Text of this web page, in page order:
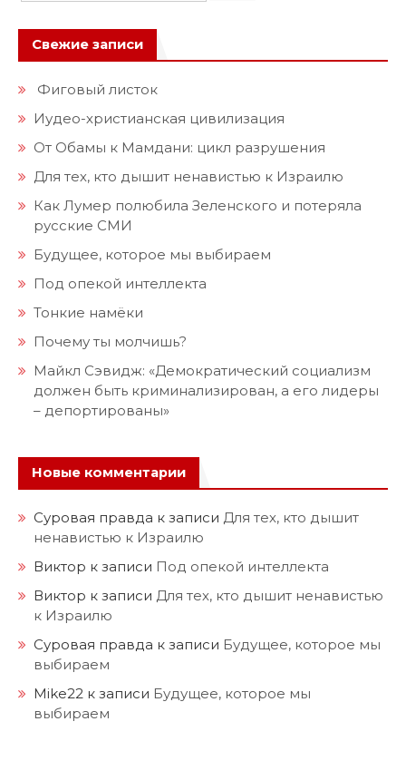
Свежие записи
Фиговый листок
Иудео-христианская цивилизация
От Обамы к Мамдани: цикл разрушения
Для тех, кто дышит ненавистью к Израилю
Как Лумер полюбила Зеленского и потеряла
русские СМИ
Будущее, которое мы выбираем
Под опекой интеллекта
Тонкие намёки
Почему ты молчишь?
Майкл Сэвидж: «Демократический социализм
должен быть криминализирован, а его лидеры
– депортированы»
Новые комментарии
Суровая правда к записи Для тех, кто дышит
ненавистью к Израилю
Виктор к записи Под опекой интеллекта
Виктор к записи Для тех, кто дышит ненавистью
к Израилю
Суровая правда к записи Будущее, которое мы
выбираем
Mike22 к записи Будущее, которое мы
выбираем